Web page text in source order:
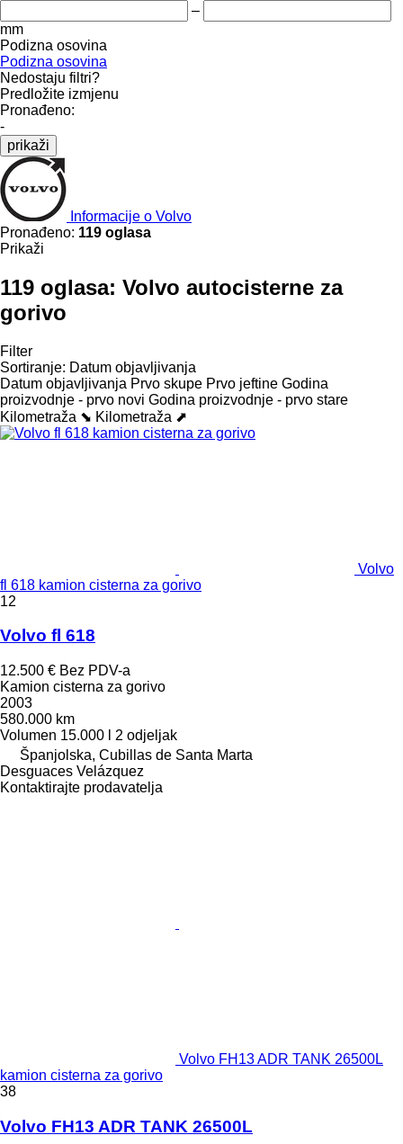
–
mm
Podizna osovina
Podizna osovina
Nedostaju filtri?
Predložite izmjenu
Pronađeno:
-
prikaži
Informacije o Volvo
Pronađeno: 119 oglasa
Prikaži
119 oglasa: Volvo autocisterne za
gorivo
Filter
Sortiranje: Datum objavljivanja
Datum objavljivanja Prvo skupe Prvo jeftine Godina
proizvodnje - prvo novi Godina proizvodnje - prvo stare
Kilometraža ⬊ Kilometraža ⬈
Volvo
fl 618 kamion cisterna za gorivo
12
Volvo fl 618
12.500 € Bez PDV-a
Kamion cisterna za gorivo
2003
580.000 km
Volumen 15.000 l
2 odjeljak
Španjolska, Cubillas de Santa Marta
Desguaces Velázquez
Kontaktirajte prodavatelja
Volvo FH13 ADR TANK 26500L
kamion cisterna za gorivo
38
Volvo FH13 ADR TANK 26500L